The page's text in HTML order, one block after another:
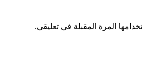
المرة المقبلة في تعليقي.